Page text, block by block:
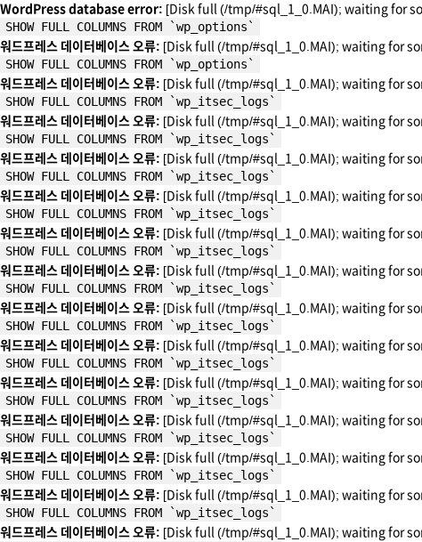
WordPress database error: [Disk full (/tmp/#sql_1_0.MAI); waiting for
SHOW FULL COLUMNS FROM `wp_options`
워드프레스 데이터베이스 오류: [Disk full (/tmp/#sql_1_0.MAI); waiting for
SHOW FULL COLUMNS FROM `wp_options`
워드프레스 데이터베이스 오류: [Disk full (/tmp/#sql_1_0.MAI); waiting for
SHOW FULL COLUMNS FROM `wp_itsec_logs`
워드프레스 데이터베이스 오류: [Disk full (/tmp/#sql_1_0.MAI); waiting for
SHOW FULL COLUMNS FROM `wp_itsec_logs`
워드프레스 데이터베이스 오류: [Disk full (/tmp/#sql_1_0.MAI); waiting for
SHOW FULL COLUMNS FROM `wp_itsec_logs`
워드프레스 데이터베이스 오류: [Disk full (/tmp/#sql_1_0.MAI); waiting for
SHOW FULL COLUMNS FROM `wp_itsec_logs`
워드프레스 데이터베이스 오류: [Disk full (/tmp/#sql_1_0.MAI); waiting for
SHOW FULL COLUMNS FROM `wp_itsec_logs`
워드프레스 데이터베이스 오류: [Disk full (/tmp/#sql_1_0.MAI); waiting for
SHOW FULL COLUMNS FROM `wp_itsec_logs`
워드프레스 데이터베이스 오류: [Disk full (/tmp/#sql_1_0.MAI); waiting for
SHOW FULL COLUMNS FROM `wp_itsec_logs`
워드프레스 데이터베이스 오류: [Disk full (/tmp/#sql_1_0.MAI); waiting for
SHOW FULL COLUMNS FROM `wp_itsec_logs`
워드프레스 데이터베이스 오류: [Disk full (/tmp/#sql_1_0.MAI); waiting for
SHOW FULL COLUMNS FROM `wp_itsec_logs`
워드프레스 데이터베이스 오류: [Disk full (/tmp/#sql_1_0.MAI); waiting for
SHOW FULL COLUMNS FROM `wp_itsec_logs`
워드프레스 데이터베이스 오류: [Disk full (/tmp/#sql_1_0.MAI); waiting for
SHOW FULL COLUMNS FROM `wp_itsec_logs`
워드프레스 데이터베이스 오류: [Disk full (/tmp/#sql_1_0.MAI); waiting for
SHOW FULL COLUMNS FROM `wp_itsec_logs`
워드프레스 데이터베이스 오류: [Disk full (/tmp/#sql_1_0.MAI); waiting for